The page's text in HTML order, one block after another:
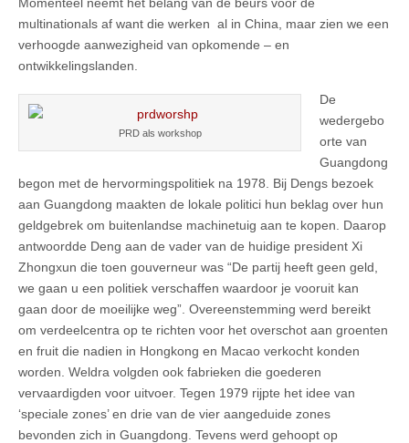
multinationals af want die werken al in China, maar zien we een
verhoogde aanwezigheid van opkomende – en
ontwikkelingslanden.
PRD als workshop
De
wedergebo
orte van
Guangdong
begon met de hervormingspolitiek na 1978. Bij Dengs bezoek
aan Guangdong maakten de lokale politici hun beklag over hun
geldgebrek om buitenlandse machinetuig aan te kopen. Daarop
antwoordde Deng aan de vader van de huidige president Xi
Zhongxun die toen gouverneur was “De partij heeft geen geld,
we gaan u een politiek verschaffen waardoor je vooruit kan
gaan door de moeilijke weg”. Overeenstemming werd bereikt
om verdeelcentra op te richten voor het overschot aan groenten
en fruit die nadien in Hongkong en Macao verkocht konden
worden. Weldra volgden ook fabrieken die goederen
vervaardigden voor uitvoer. Tegen 1979 rijpte het idee van
‘speciale zones’ en drie van de vier aangeduide zones
bevonden zich in Guangdong. Tevens werd gehoopt op